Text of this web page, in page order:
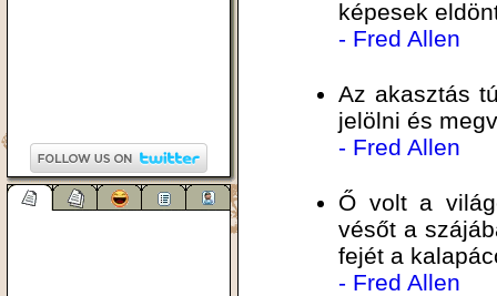
képesek
- Fred Allen
Az akasztás
jelölni és
- Fred Allen
Ő volt a
vésőt a
fejét a
- Fred Allen